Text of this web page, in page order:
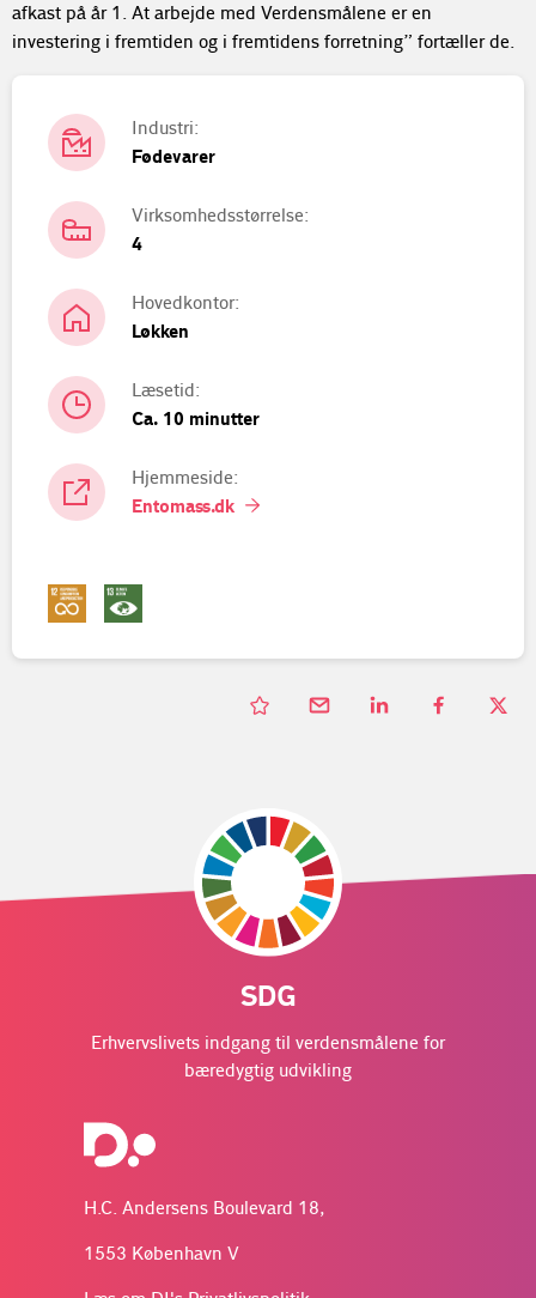
afkast på år 1. At arbejde med Verdensmålene er en
investering i fremtiden og i fremtidens forretning” fortæller de.
Industri:
Fødevarer
Virksomhedsstørrelse:
4
Hovedkontor:
Løkken
Læsetid:
Ca. 10 minutter
Hjemmeside:
Entomass.dk
SDG
Erhvervslivets indgang til verdensmålene for
bæredygtig udvikling
H.C. Andersens Boulevard 18,
1553 København V